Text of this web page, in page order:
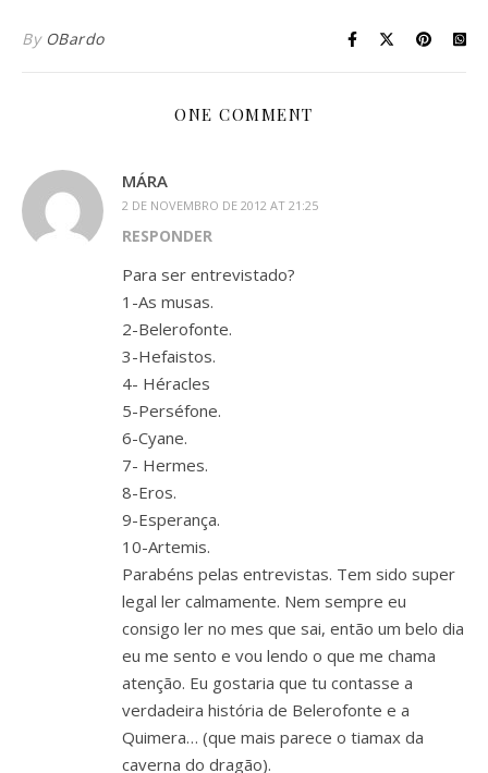
entrevista pra você.
By OBardo
ONE COMMENT
MÁRA
2 DE NOVEMBRO DE 2012 AT 21:25
RESPONDER
Para ser entrevistado?
1-As musas.
2-Belerofonte.
3-Hefaistos.
4- Héracles
5-Perséfone.
6-Cyane.
7- Hermes.
8-Eros.
9-Esperança.
10-Artemis.
Parabéns pelas entrevistas. Tem sido super
legal ler calmamente. Nem sempre eu
consigo ler no mes que sai, então um belo dia
eu me sento e vou lendo o que me chama
atenção. Eu gostaria que tu contasse a
verdadeira história de Belerofonte e a
Quimera… (que mais parece o tiamax da
caverna do dragão).